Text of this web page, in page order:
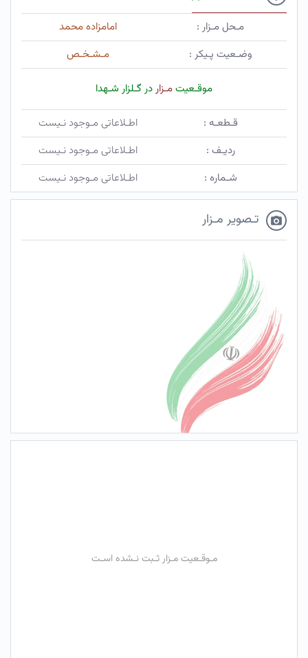
مـحل مـزار :
امامزاده محمد
وضـعیت پـیکر :
مـشـخـص
موقـعیتمـزاردر گـلزار شـهدا
قـطعـه :
اطـلاعاتی مـوجود نـیست
ردیـف :
اطـلاعاتی مـوجود نـیست
شـماره :
اطـلاعاتی مـوجود نـیست
تـصویر مـزار
مـوقـعیت مـزار ثـبت نـشده اسـت